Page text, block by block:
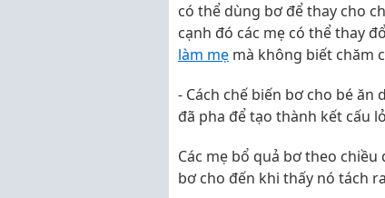
có thể dùng bơ để thay cho
cạnh đó các mẹ có thể thay
làm mẹ mà không biết chăm
- Cách chế biến bơ cho bé
đã pha để tạo thành kết cấu
Các mẹ bổ quả bơ theo
bơ cho đến khi thấy nó tách